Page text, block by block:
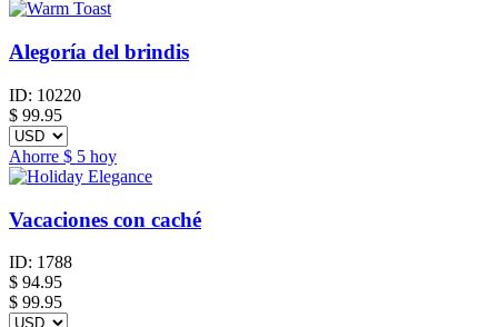
Alegoría del brindis
ID: 10220
$ 99.95
Ahorre $ 5 hoy
Vacaciones con caché
ID: 1788
$ 94.95
$ 99.95